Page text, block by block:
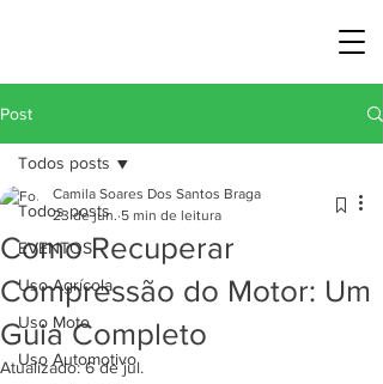
Post
Todos posts
EVENTOS
Uso Agrícola
Uso Moto
Uso Automotivo
Todos posts
Como Recuperar
Compressão do Motor: Um
Guia Completo
Camila Soares Dos Santos Braga
23 de jun. 5 min de leitura
Atualizado:6 de jul.